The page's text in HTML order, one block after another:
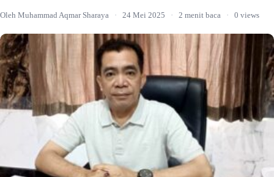
Oleh Muhammad Aqmar Sharaya · 24 Mei 2025 · 2 menit baca · 0 views